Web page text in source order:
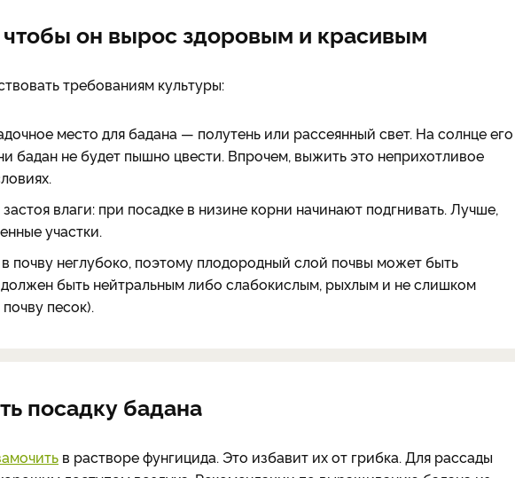
чтобы он вырос здоровым и красивым
требованиям культуры:
место для бадана — полутень или рассеянный свет. На солнце его
бадан не будет пышно цвести. Впрочем, выжить это неприхотливое
влаги: при посадке в низине корни начинают подгнивать. Лучше,
участки.
в почву неглубоко, поэтому плодородный слой почвы может быть
быть нейтральным либо слабокислым, рыхлым и не слишком
песок).
посадку бадана
в растворе фунгицида. Это избавит их от грибка. Для рассады